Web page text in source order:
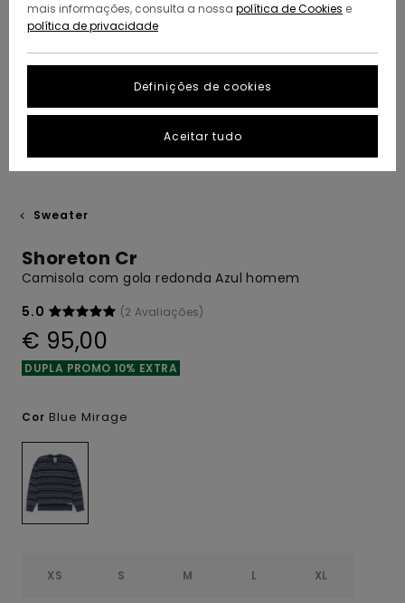
Sweater
Shoreton Cr
Camisola com gola redonda Azul homem
5.0
(2 Avaliações)
€ 95,00
DUPLA PROMO 10% EXTRA
Cor Blue Mirage
XS S M L XL
mais informações, consulta a nossa política de Cookies e
política de privacidade
Definições de cookies
Aceitar tudo